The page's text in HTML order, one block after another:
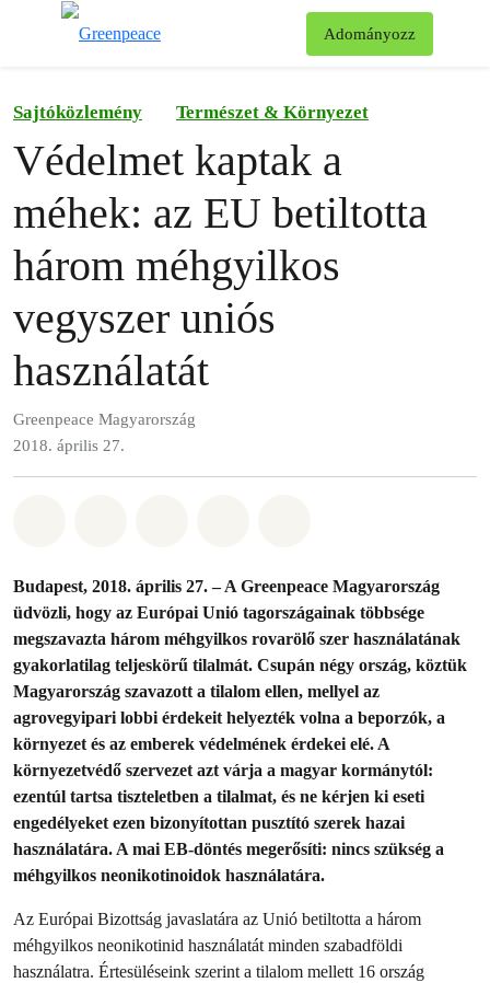
Adományozz
Sajtóközlemény Természet & Környezet
Védelmet kaptak a
méhek: az EU betiltotta
három méhgyilkos
vegyszer uniós
használatát
Greenpeace Magyarország
2018. április 27.
Budapest, 2018. április 27. – A Greenpeace Magyarország
üdvözli, hogy az Európai Unió tagországainak többsége
megszavazta három méhgyilkos rovarölő szer használatának
gyakorlatilag teljeskörű tilalmát. Csupán négy ország, köztük
Magyarország szavazott a tilalom ellen, mellyel az
agrovegyipari lobbi érdekeit helyezték volna a beporzók, a
környezet és az emberek védelmének érdekei elé. A
környezetvédő szervezet azt várja a magyar kormánytól:
ezentúl tartsa tiszteletben a tilalmat, és ne kérjen ki eseti
engedélyeket ezen bizonyítottan pusztító szerek hazai
használatára. A mai EB-döntés megerősíti: nincs szükség a
méhgyilkos neonikotinoidok használatára.
Az Európai Bizottság javaslatára az Unió betiltotta a három
méhgyilkos neonikotinid használatát minden szabadföldi
használatra. Értesüléseink szerint a tilalom mellett 16 ország